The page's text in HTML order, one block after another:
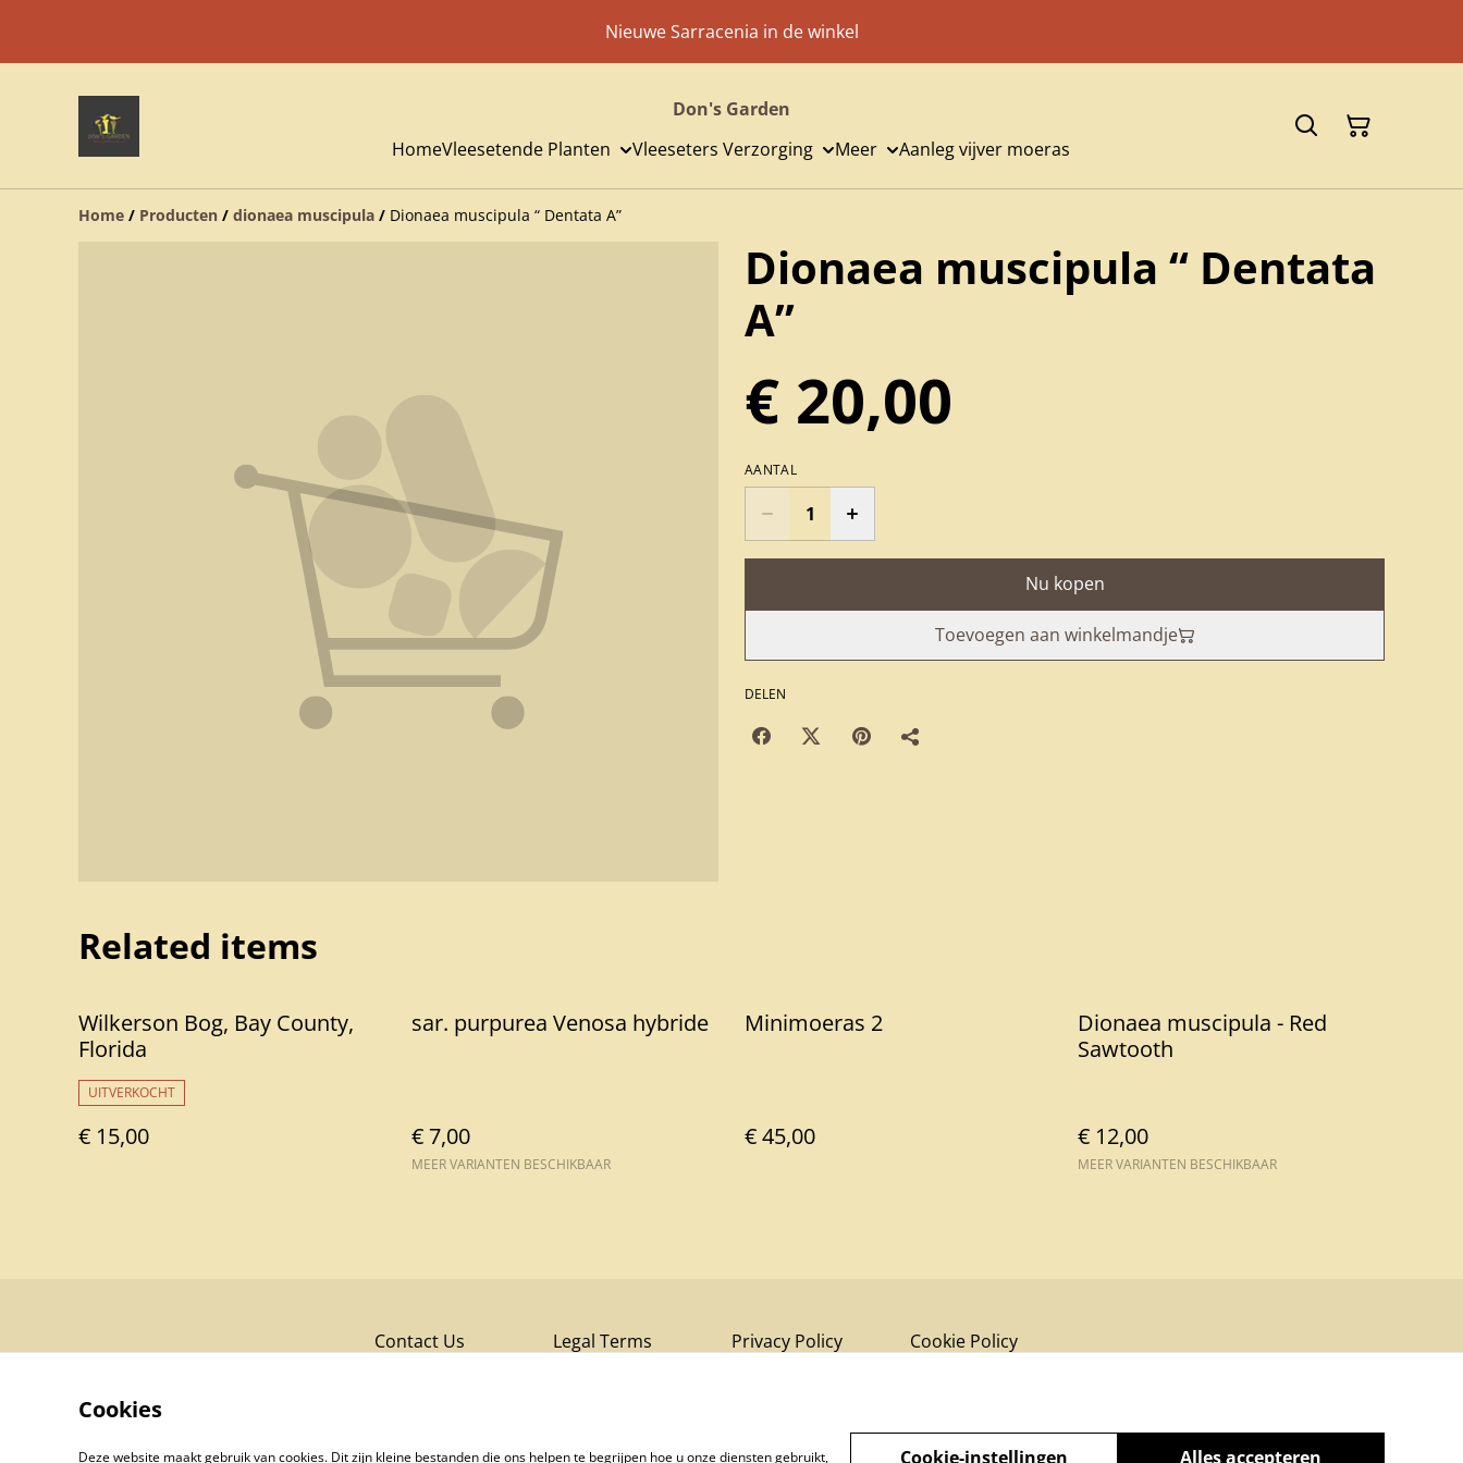
Nieuwe Sarracenia in de winkel
Don's Garden
HomeVleesetende Planten Vleeseters Verzorging Meer Aanleg vijver moeras
Home / Producten / dionaea muscipula / Dionaea muscipula “ Dentata A”
Dionaea muscipula “ Dentata
A”
€ 20,00
AANTAL
Nu kopen
Toevoegen aan winkelmandje
DELEN
Related items
Wilkerson Bog, Bay County,
Florida
UITVERKOCHT
€ 15,00
sar. purpurea Venosa hybride
€ 7,00
MEER VARIANTEN BESCHIKBAAR
Minimoeras 2
€ 45,00
Dionaea muscipula - Red
Sawtooth
€ 12,00
MEER VARIANTEN BESCHIKBAAR
Contact Us Legal Terms Privacy Policy Cookie Policy
Cookies
Deze website maakt gebruik van cookies. Dit zijn kleine bestanden die ons helpen te begrijpen hoe u onze diensten gebruikt, Alles accepteren
Cookie-instellingen